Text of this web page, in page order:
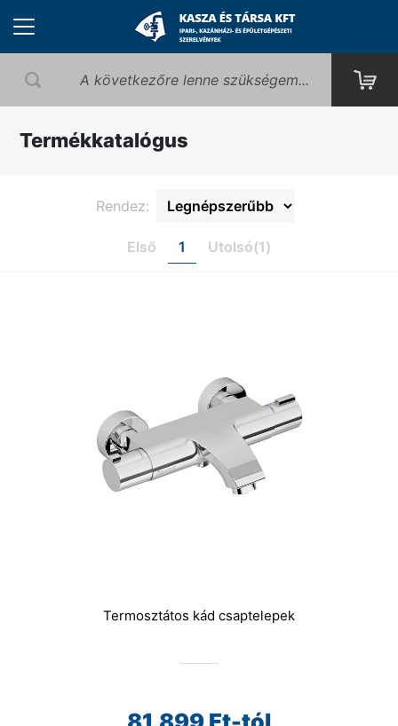
Termékkatalógus
Rendez:
Első 1 Utolsó(1)
Termosztátos kád csaptelepek